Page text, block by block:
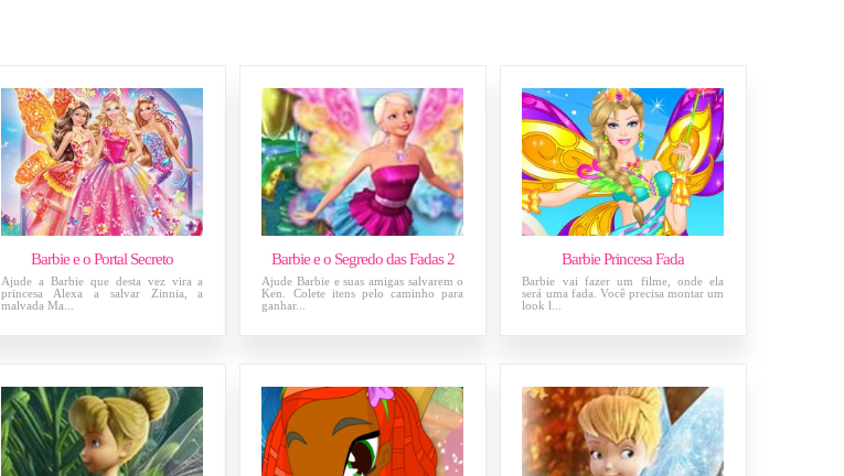
Barbie e o Portal Secreto
Ajude a Barbie que desta vez vira a
princesa Alexa a salvar Zinnia, a
malvada Ma...
Barbie e o Segredo das Fadas 2
Ajude Barbie e suas amigas salvarem o
Ken. Colete itens pelo caminho para
ganhar...
Barbie Princesa Fada
Barbie vai fazer um filme, onde ela
será uma fada. Você precisa montar um
look l...